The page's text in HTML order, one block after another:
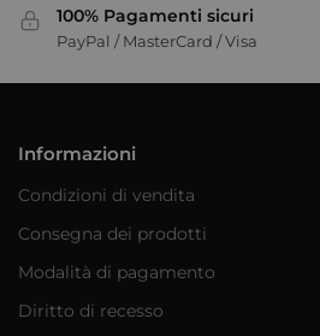
100% Pagamenti sicuri
PayPal / MasterCard / Visa
Informazioni
Condizioni di vendita
Consegna dei prodotti
Modalità di pagamento
Diritto di recesso